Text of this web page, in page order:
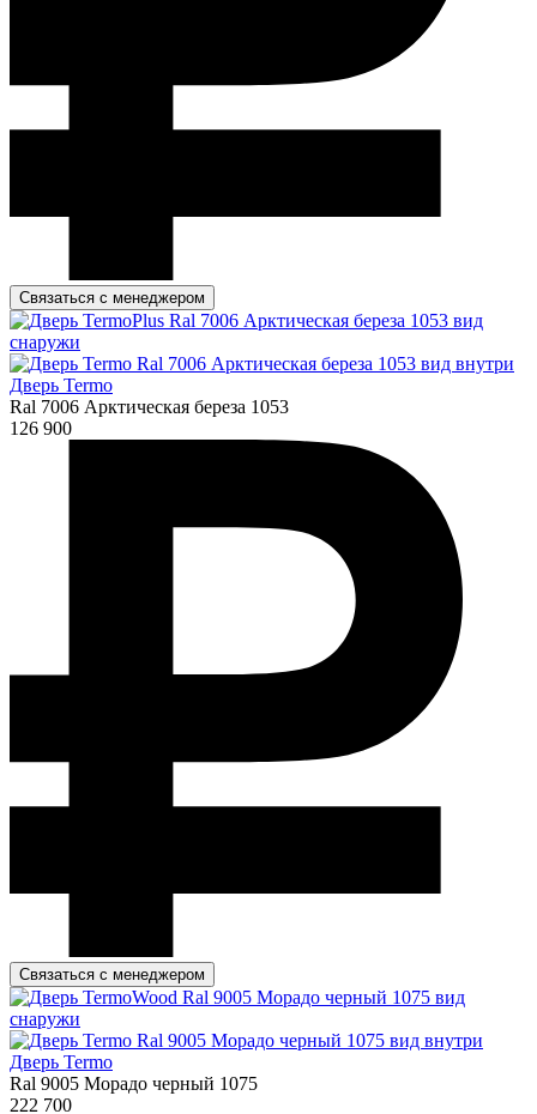
Связаться с менеджером
Дверь Termo
Ral 7006 Арктическая береза 1053
126 900
Связаться с менеджером
Дверь Termo
Ral 9005 Морадо черный 1075
222 700